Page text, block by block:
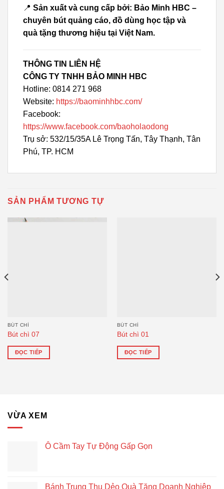
📍 Sản xuất và cung cấp bởi: Bảo Minh HBC –
chuyên bút quảng cáo, đồ dùng học tập và
quà tặng thương hiệu tại Việt Nam.
THÔNG TIN LIÊN HỆ
CÔNG TY TNHH BẢO MINH HBC
Hotline: 0814 271 968
Website: https://baominhhbc.com/
Facebook:
https://www.facebook.com/baoholaodong
Trụ sở: 532/15/35A Lê Trọng Tấn, Tây Thạnh, Tân
Phú, TP. HCM
SẢN PHẨM TƯƠNG TỰ
BÚT CHÌ
Bút chì 07
ĐỌC TIẾP
BÚT CHÌ
Bút chì 01
ĐỌC TIẾP
VỪA XEM
Ô Cầm Tay Tự Động Gấp Gọn
Bánh Trung Thu Dẻo Quà Tặng Doanh Nghiệp